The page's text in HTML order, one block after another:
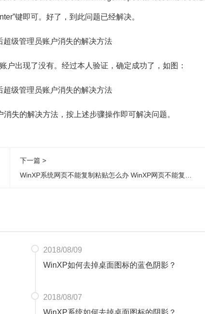
键即可。好了，到此问题已经解决。
出现了没有。经过本人验证，确定成功了，如图：
的解决方法，按上述步骤操作即可解决问题。
下一篇 >
2018/08/09
WinXP如何去掉桌面图标的蓝色阴影？
2018/08/07
WinXP系统如何去掉桌面图标的阴影？